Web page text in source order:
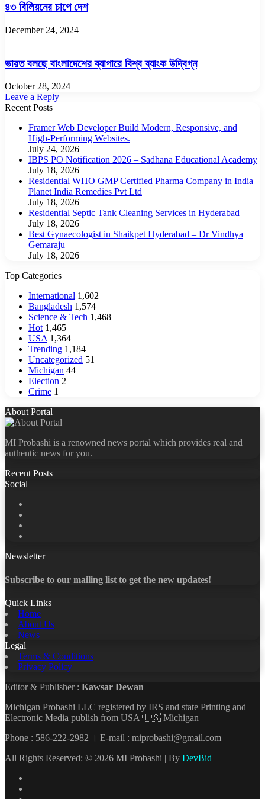
৪৩ বিলিয়নের চাপে দেশ
December 24, 2024
ভারত বলছে বাংলাদেশের ব্যাপারে বিশ্ব ব্যাংক উদ্বিগ্ন
October 28, 2024
Leave a Reply
Recent Posts
Framer Web Developer Build Modern, Responsive, and
High-Performing Websites.
July 24, 2026
IBPS PO Notification 2026 – Sadhana Educational Academy
July 18, 2026
Residential WHO GMP Certified Pharma Company in India –
Planet India Remedies Pvt Ltd
July 18, 2026
Residential Septic Tank Cleaning Services in Hyderabad
July 18, 2026
Best Gynaecologist in Shaikpet Hyderabad – Dr Vindhya
Gemaraju
July 18, 2026
Top Categories
International 1,602
Bangladesh 1,574
Science & Tech 1,468
Hot 1,465
USA 1,364
Trending 1,184
Uncategorized 51
Michigan 44
Election 2
Crime 1
About Portal
MI Probashi is a renowned news portal which provides real and
authentic news for you.
Recent Posts
Social
Newsletter
Subscribe to our mailing list to get the new updates!
Quick Links
Home
About Us
News
Legal
Terms & Conditions
Privacy Policy
Editor & Publisher : Kawsar Dewan
Michigan Probashi LLC registered by IRS and state Printing and
Electronic Media publish from USA 🇺🇸 Michigan
Phone : 586-222-2982 । E-mail : miprobashi@gmail.com
All Rights Reserved: © 2026 MI Probashi | By DevBid